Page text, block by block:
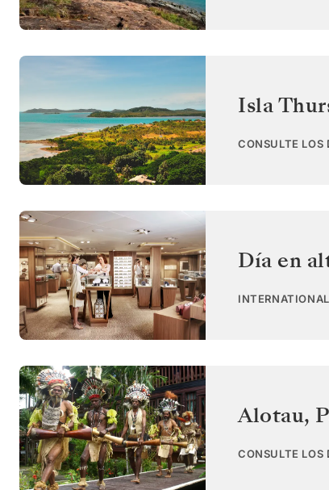
Isla
CONSULTE LOS
Día en
Alotau,
CONSULTE LOS